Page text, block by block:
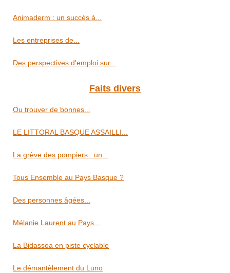
Animaderm : un succès à...
Les entreprises de...
Des perspectives d'emploi sur...
Faits divers
Ou trouver de bonnes...
LE LITTORAL BASQUE ASSAILLI...
La grève des pompiers : un...
Tous Ensemble au Pays Basque ?
Des personnes âgées...
Mélanie Laurent au Pays...
La Bidassoa en piste cyclable
Le démantèlement du Luno